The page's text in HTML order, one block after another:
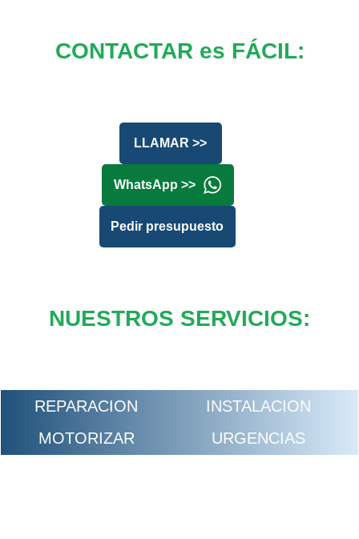
CONTACTAR es FÁCIL:
LLAMAR >>
WhatsApp >>
Pedir presupuesto
NUESTROS SERVICIOS:
REPARACION
INSTALACION
MOTORIZAR
URGENCIAS